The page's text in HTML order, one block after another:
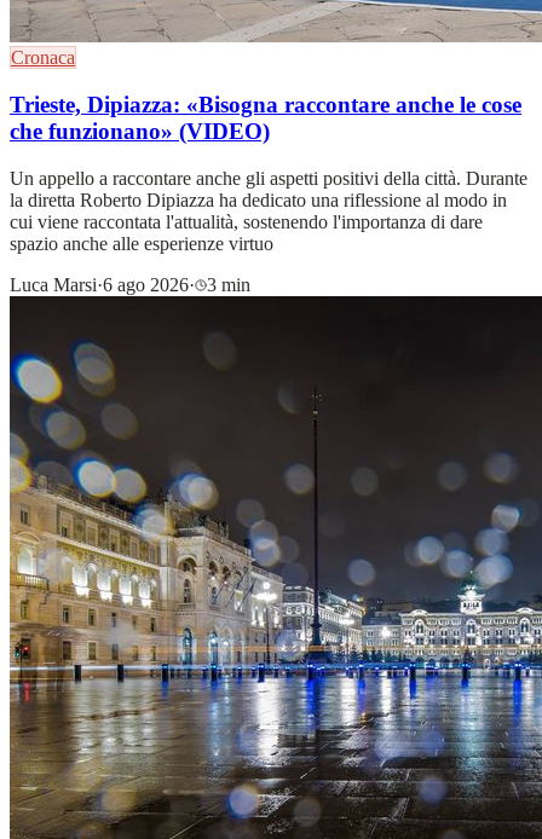
Cronaca
Trieste, Dipiazza: «Bisogna raccontare anche le cose
che funzionano» (VIDEO)
Un appello a raccontare anche gli aspetti positivi della città. Durante
la diretta Roberto Dipiazza ha dedicato una riflessione al modo in
cui viene raccontata l'attualità, sostenendo l'importanza di dare
spazio anche alle esperienze virtuo
Luca Marsi·6 ago 2026· 3 min